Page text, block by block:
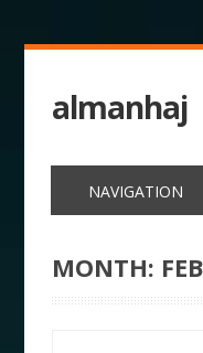
almanhaj
MONTH: